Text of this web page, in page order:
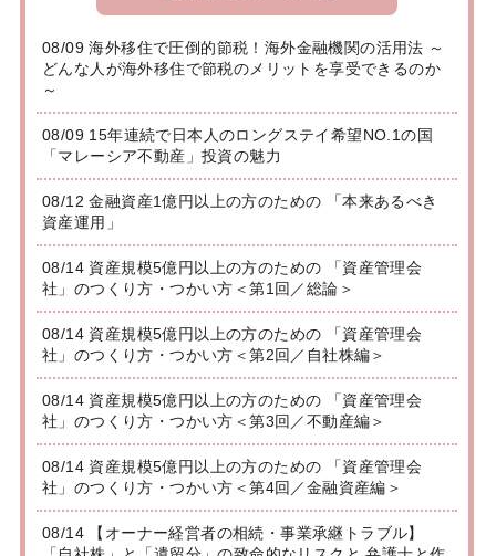
08/09 海外移住で圧倒的節税！海外金融機関の活用法 ～
どんな人が海外移住で節税のメリットを享受できるのか
～
08/09 15年連続で日本人のロングステイ希望NO.1の国
「マレーシア不動産」投資の魅力
08/12 金融資産1億円以上の方のための 「本来あるべき
資産運用」
08/14 資産規模5億円以上の方のための 「資産管理会
社」のつくり方・つかい方＜第1回／総論＞
08/14 資産規模5億円以上の方のための 「資産管理会
社」のつくり方・つかい方＜第2回／自社株編＞
08/14 資産規模5億円以上の方のための 「資産管理会
社」のつくり方・つかい方＜第3回／不動産編＞
08/14 資産規模5億円以上の方のための 「資産管理会
社」のつくり方・つかい方＜第4回／金融資産編＞
08/14 【オーナー経営者の相続・事業承継トラブル】